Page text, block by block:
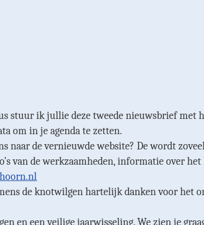
stuur ik jullie deze tweede nieuwsbrief met
om in je agenda te zetten.
naar de vernieuwde website? De wordt
van de werkzaamheden, informatie over
de knotwilgen hartelijk danken voor het
en een veilige jaarwisseling. We zien je